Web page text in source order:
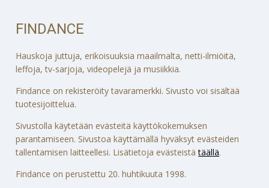
FINDANCE
Hauskoja juttuja, erikoisuuksia maailmalta, netti-ilmiöitä,
leffoja, tv-sarjoja, videopelejä ja musiikkia.
Findance on rekisteröity tavaramerkki. Sivusto voi sisältää
tuotesijoittelua.
Sivustolla käytetään evästeitä käyttökokemuksen
parantamiseen. Sivustoa käyttämällä hyväksyt evästeiden
tallentamisen laitteellesi. Lisätietoja evästeistätäällä.
Findance on perustettu 20. huhtikuuta 1998.